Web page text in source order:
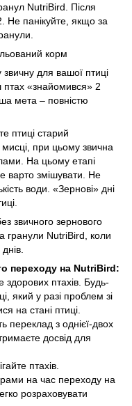
NutriBird. Після
панікуйте, якщо за
корм
для вашої птиці
«знайомився» 2
мета – повністю
птиці старий
при цьому звична
На цьому етапі
варто змішувати. Не
води. «Зернові» дні
звичного зернового
гранули NutriBird, коли
переходу на NutriBird:
птахів. Будь-
який у разі проблем зі
на стані птиці.
переклад з однієї-двох
досвід для
птахів.
на час переходу на
розраховувати